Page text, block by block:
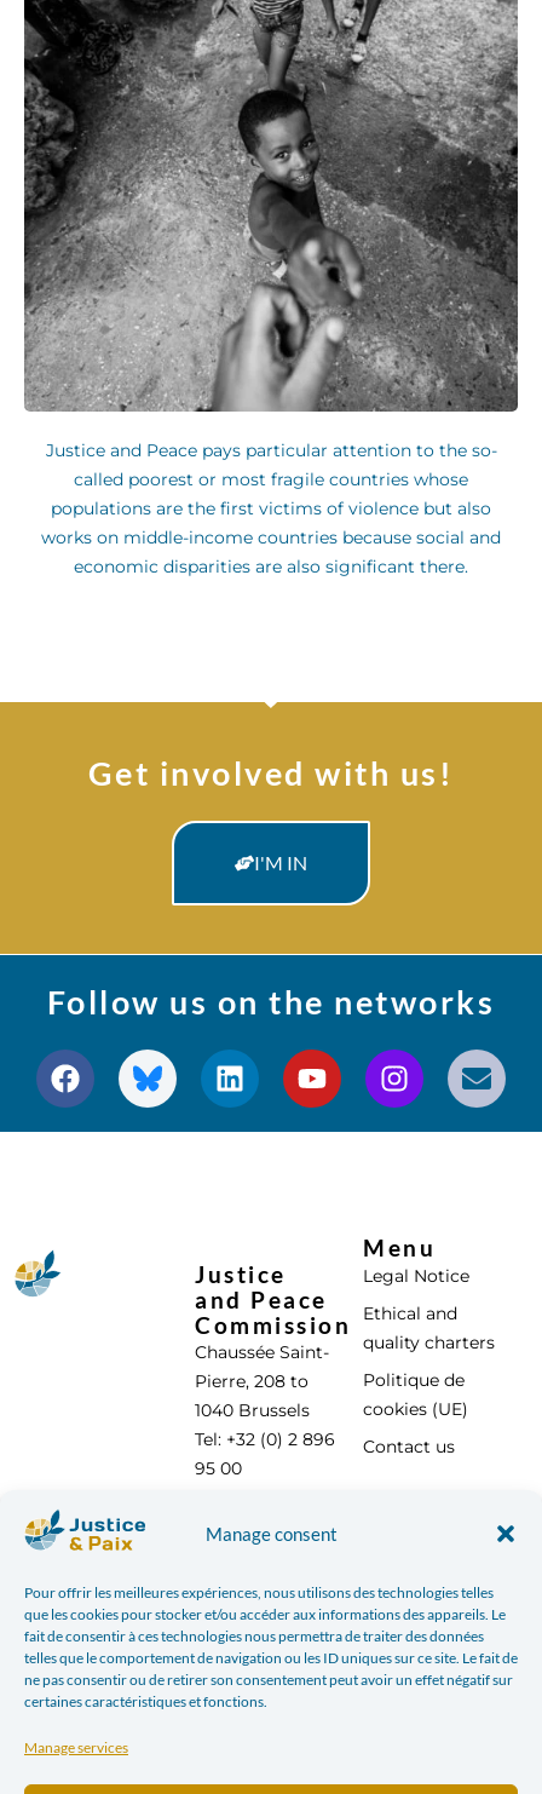
Manage consent
Pour offrir les meilleures expériences, nous utilisons des technologies telles
que les cookies pour stocker et/ou accéder aux informations des appareils. Le
fait de consentir à ces technologies nous permettra de traiter des données
telles que le comportement de navigation ou les ID uniques sur ce site. Le fait de
ne pas consentir ou de retirer son consentement peut avoir un effet négatif sur
certaines caractéristiques et fonctions.
Manage services
Justice and Peace pays particular attention to the so-
called poorest or most fragile countries whose
populations are the first victims of violence but also
works on middle-income countries because social and
economic disparities are also significant there.
Get involved with us!
I'M IN
Follow us on the networks
Justice
and Peace
Commission
Chaussée Saint-
Pierre, 208 to
1040 Brussels
Tel: +32 (0) 2 896
95 00
Menu
Legal Notice
Ethical and
quality charters
Politique de
cookies (UE)
Contact us
With the support of :